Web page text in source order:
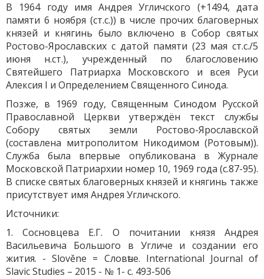
В 1964 году имя Андрея Угличского (+1494, дата
памяти 6 ноября (ст.с.)) в числе прочих благоверных
князей и княгинь было включено в Собор святых
Ростово-Ярославских с датой памяти (23 мая ст.с./5
июня н.ст.), учрежденный по благословению
Святейшего Патриарха Московского и всея Руси
Алексия I и Определением Священного Синода.
Позже, в 1969 году, Священным Синодом Русской
Православной Церкви утверждён текст службы
Собору святых земли Ростово-Ярославской
(составлена митрополитом Никодимом (Ротовым)).
Служба была впервые опубликована в Журнале
Московской Патриархии номер 10, 1969 года (с.87-95).
В списке святых благоверных князей и княгинь также
присутствует имя Андрея Угличского.
Источники:
1. Сосновцева Е.Г. О почитании князя Андрея
Васильевича Большого в Угличе и создании его
жития. - Slověne = Словѣне. International Journal of
Slavic Studies – 2015 - № 1- с. 493-506